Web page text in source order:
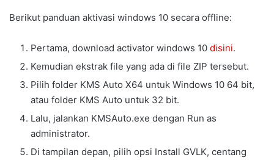
Berikut panduan aktivasi windows 10 secara offline:
Pertama, download activator windows 10 disini.
Kemudian ekstrak file yang ada di file ZIP tersebut.
Pilih folder KMS Auto X64 untuk Windows 10 64 bit,
atau folder KMS Auto untuk 32 bit.
Lalu, jalankan KMSAuto.exe dengan Run as
administrator.
Di tampilan depan, pilih opsi Install GVLK, centang